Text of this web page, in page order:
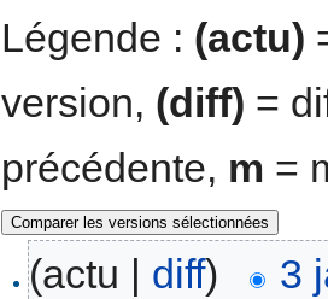
Légende : (actu)
version, (diff) =
précédente, m =
(actu | diff)
3